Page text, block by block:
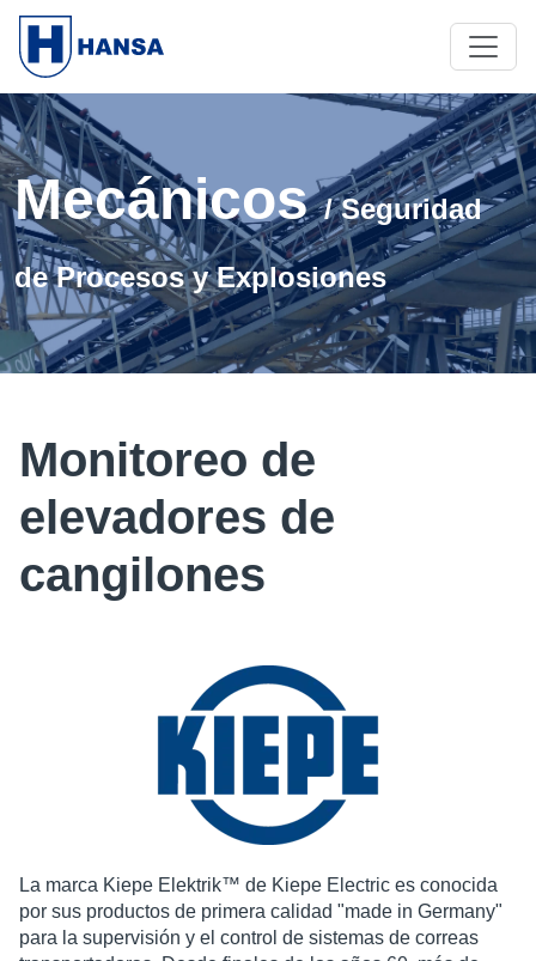
Mecánicos/ Seguridad
de Procesos y Explosiones
Monitoreo de
elevadores de
cangilones​
La marca Kiepe Elektrik™ de Kiepe Electric es conocida
por sus productos de primera calidad "made in Germany"
para la supervisión y el control de sistemas de correas